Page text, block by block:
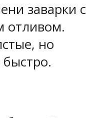
заварки с
отливом.
но